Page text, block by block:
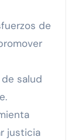
de
salud
justicia